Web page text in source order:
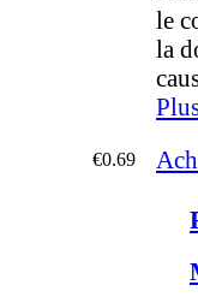
le
la
€0.69